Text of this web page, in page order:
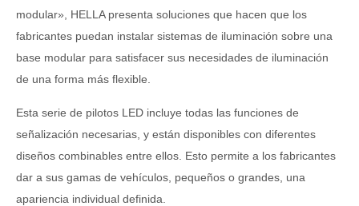
modular», HELLA presenta soluciones que hacen que los
fabricantes puedan instalar sistemas de iluminación sobre una
base modular para satisfacer sus necesidades de iluminación
de una forma más flexible.
Esta serie de pilotos LED incluye todas las funciones de
señalización necesarias, y están disponibles con diferentes
diseños combinables entre ellos. Esto permite a los fabricantes
dar a sus gamas de vehículos, pequeños o grandes, una
apariencia individual definida.